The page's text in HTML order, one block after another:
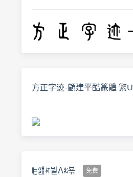
方正字迹-顧建平酷篆體 繁U
ꕟ깶ꑪ뮡ꓥꑰ뵦 免费